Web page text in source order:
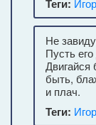
Теги:
Не
Пусть
Двигайся
быть,
и плач.
Теги: